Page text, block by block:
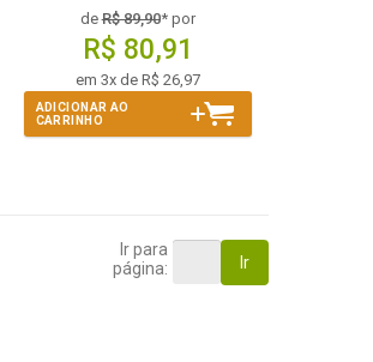
deR$ 89,90* por
R$ 80,91
em 3x de R$ 26,97
ADICIONAR AO
CARRINHO
Ir para
página:
Ir